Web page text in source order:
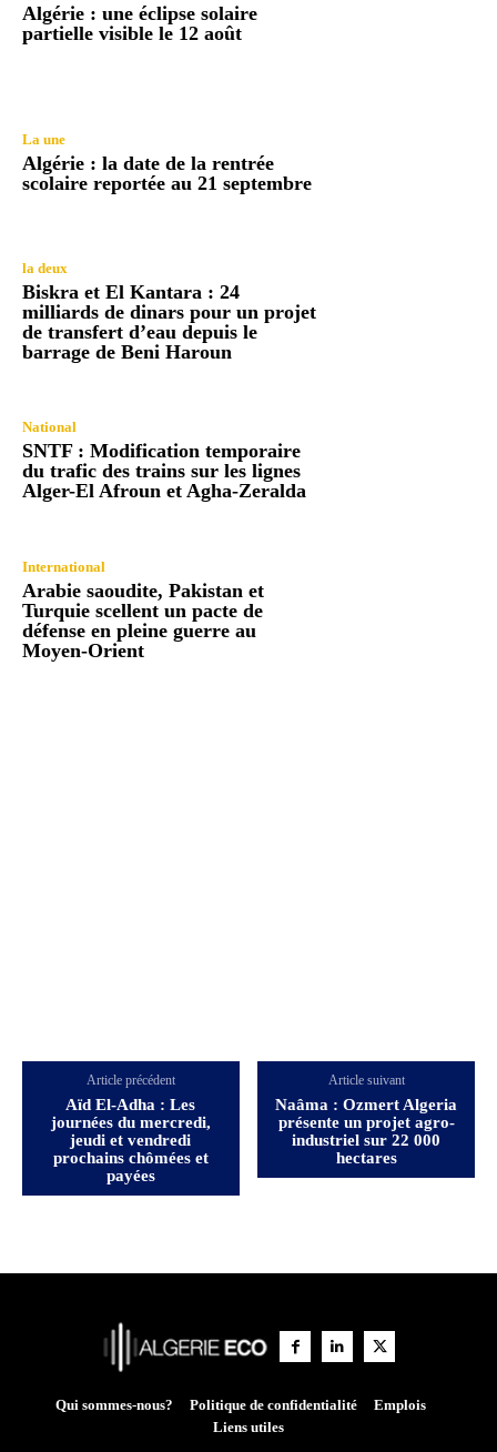
Algérie : une éclipse solaire
partielle visible le 12 août
La une
Algérie : la date de la rentrée
scolaire reportée au 21 septembre
la deux
Biskra et El Kantara : 24
milliards de dinars pour un projet
de transfert d’eau depuis le
barrage de Beni Haroun
National
SNTF : Modification temporaire
du trafic des trains sur les lignes
Alger-El Afroun et Agha-Zeralda
International
Arabie saoudite, Pakistan et
Turquie scellent un pacte de
défense en pleine guerre au
Moyen-Orient
Article précédent
Aïd El-Adha : Les
journées du mercredi,
jeudi et vendredi
prochains chômées et
payées
Article suivant
Naâma : Ozmert Algeria
présente un projet agro-
industriel sur 22 000
hectares
Qui sommes-nous? Politique de confidentialité
Emplois
Liens utiles